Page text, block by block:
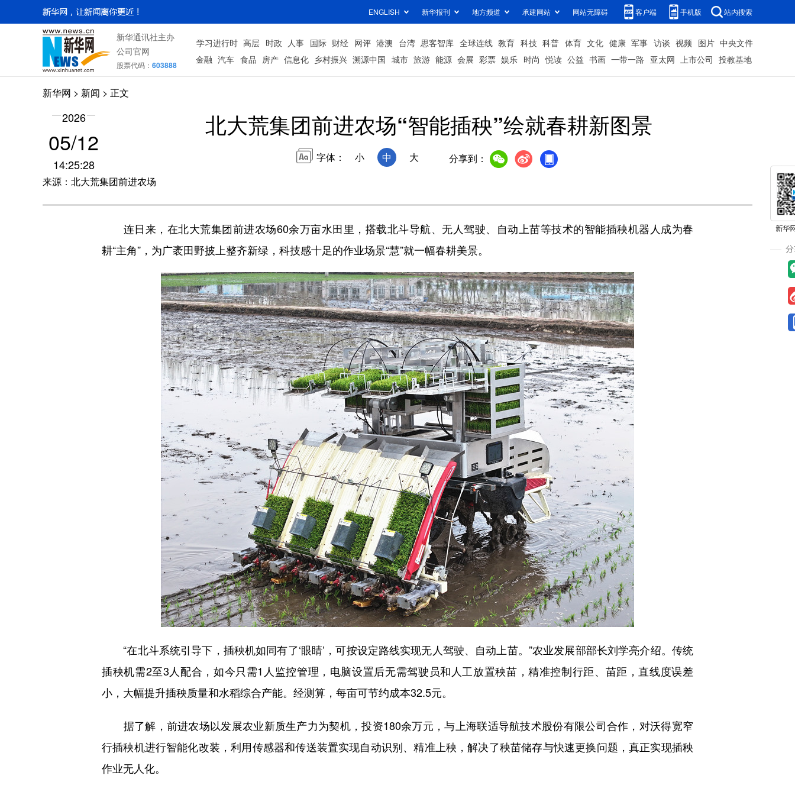
ENGLISH 新华报刊 地方频道 承建网站 网站无障碍 客户端 手机版 站内搜索
新华通讯社主办
公司官网
股票代码： 603888
学习进行时 高层 时政 人事 国际 财经 网评 港澳 台湾 思客智库 全球连线 教育 科技 科普 体育 文化 健康 军事 访谈 视频 图片 中央文件
金融 汽车 食品 房产 信息化 乡村振兴 溯源中国 城市 旅游 能源 会展 彩票 娱乐 时尚 悦读 公益 书画 一带一路 亚太网 上市公司 投教基地
新华网 > 新闻 > 正文
2026
05/12
14:25:28
来源：北大荒集团前进农场
北大荒集团前进农场“智能插秧”绘就春耕新图景
字体： 小 中 大 分享到：
连日来，在北大荒集团前进农场60余万亩水田里，搭载北斗导航、无人驾驶、自动上苗等技术的智能插秧机器人成为春
耕“主角”，为广袤田野披上整齐新绿，科技感十足的作业场景“慧”就一幅春耕美景。
“在北斗系统引导下，插秧机如同有了‘眼睛’，可按设定路线实现无人驾驶、自动上苗。”农业发展部部长刘学亮介绍。传统
插秧机需2至3人配合，如今只需1人监控管理，电脑设置后无需驾驶员和人工放置秧苗，精准控制行距、苗距，直线度误差
小，大幅提升插秧质量和水稻综合产能。经测算，每亩可节约成本32.5元。
据了解，前进农场以发展农业新质生产力为契机，投资180余万元，与上海联适导航技术股份有限公司合作，对沃得宽窄
行插秧机进行智能化改装，利用传感器和传送装置实现自动识别、精准上秧，解决了秧苗储存与快速更换问题，真正实现插秧
作业无人化。